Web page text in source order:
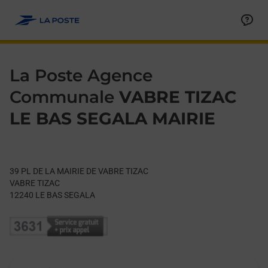
La Poste Agence
Communale VABRE TIZAC
LE BAS SEGALA MAIRIE
39 PL DE LA MAIRIE DE VABRE TIZAC
VABRE TIZAC
12240 LE BAS SEGALA